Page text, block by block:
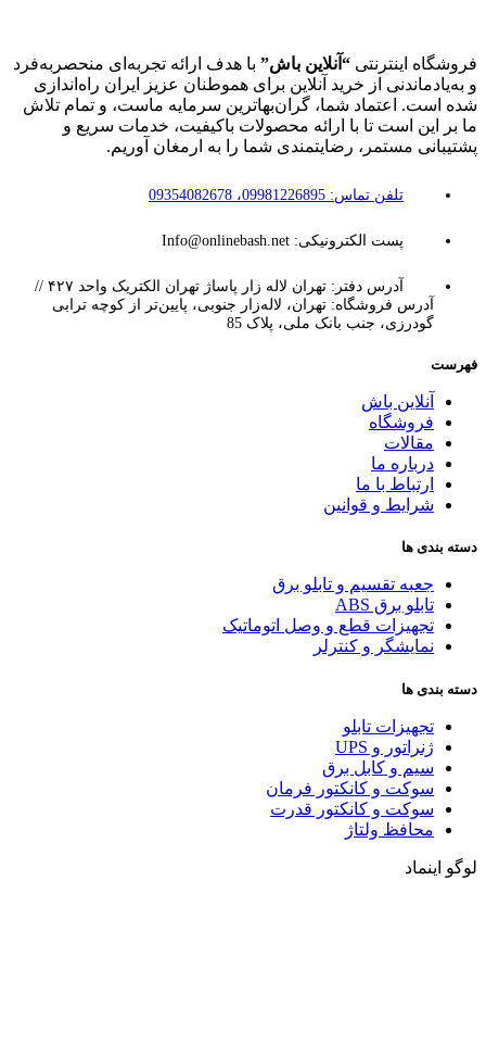
فروشگاه اینترنتی “آنلاین باش” با هدف ارائه تجربه‌ای منحصربه‌فرد
و به‌یادماندنی از خرید آنلاین برای هموطنان عزیز ایران راه‌اندازی
شده است. اعتماد شما، گران‌بهاترین سرمایه ماست، و تمام تلاش
ما بر این است تا با ارائه محصولات باکیفیت، خدمات سریع و
پشتیبانی مستمر، رضایتمندی شما را به ارمغان آوریم.
تلفن تماس: 09981226895، 09354082678
پست الکترونیکی: Info@onlinebash.net
آدرس دفتر: تهران لاله زار پاساژ تهران الکتریک واحد ۴۲۷ //
آدرس فروشگاه: تهران، لاله‌زار جنوبی، پایین‌تر از کوچه ترابی
گودرزی، جنب بانک ملی، پلاک 85
فهرست
آنلاین باش
فروشگاه
مقالات
درباره ما
ارتباط با ما
شرایط و قوانین
دسته بندی ها
جعبه تقسیم و تابلو برق
تابلو برق ABS
تجهیزات قطع و وصل اتوماتیک
نمایشگر و کنترلر
دسته بندی ها
تجهیزات تابلو
ژنراتور و UPS
سیم و کابل برق
سوکت و کانکتور فرمان
سوکت و کانکتور قدرت
محافظ ولتاژ
لوگو اینماد